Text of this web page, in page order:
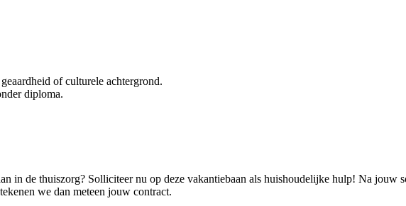
of culturele achtergrond.
diploma.
in de thuiszorg? Solliciteer nu op deze vakantiebaan als huishoudelijke hulp! Na
we dan meteen jouw contract.